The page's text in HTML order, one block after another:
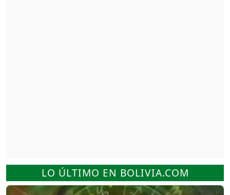
LO ÚLTIMO EN BOLIVIA.COM